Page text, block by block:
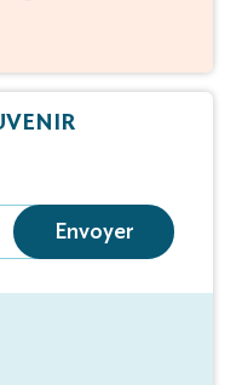
Envoyer